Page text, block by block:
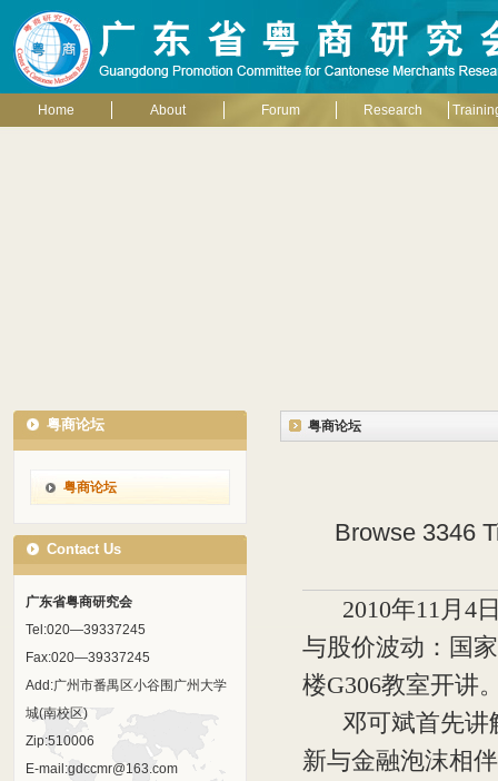
Home About Forum Research
粤商论坛
粤商论坛
Contact Us
广东省粤商研究会
Tel:020—39337245
Fax:020—39337245
Add:广州市番禺区小谷围广州大学
城(南校区)
Zip:510006
E-mail:gdccmr@163.com
粤商论坛
Browse 3346
2010年11月4日
与股价波动：国
楼G306教室开讲
邓可斌首先讲
新与金融泡沫相